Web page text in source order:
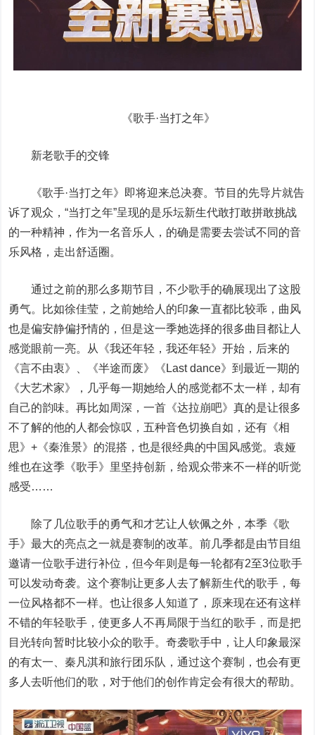
《歌手·当打之年》
新老歌手的交锋
《歌手·当打之年》即将迎来总决赛。节目的先导片就告
诉了观众，“当打之年”呈现的是乐坛新生代敢打敢拼敢挑战
的一种精神，作为一名音乐人，的确是需要去尝试不同的音
乐风格，走出舒适圈。
通过之前的那么多期节目，不少歌手的确展现出了这股
勇气。比如徐佳莹，之前她给人的印象一直都比较乖，曲风
也是偏安静偏抒情的，但是这一季她选择的很多曲目都让人
感觉眼前一亮。从《我还年轻，我还年轻》开始，后来的
《言不由衷》、《半途而废》《Last dance》到最近一期的
《大艺术家》，几乎每一期她给人的感觉都不太一样，却有
自己的韵味。再比如周深，一首《达拉崩吧》真的是让很多
不了解的他的人都会惊叹，五种音色切换自如，还有《相
思》+《秦淮景》的混搭，也是很经典的中国风感觉。袁娅
维也在这季《歌手》里坚持创新，给观众带来不一样的听觉
感受……
除了几位歌手的勇气和才艺让人钦佩之外，本季《歌
手》最大的亮点之一就是赛制的改革。前几季都是由节目组
邀请一位歌手进行补位，但今年则是每一轮都有2至3位歌手
可以发动奇袭。这个赛制让更多人去了解新生代的歌手，每
一位风格都不一样。也让很多人知道了，原来现在还有这样
不错的年轻歌手，使更多人不再局限于当红的歌手，而是把
目光转向暂时比较小众的歌手。奇袭歌手中，让人印象最深
的有太一、秦凡淇和旅行团乐队，通过这个赛制，也会有更
多人去听他们的歌，对于他们的创作肯定会有很大的帮助。